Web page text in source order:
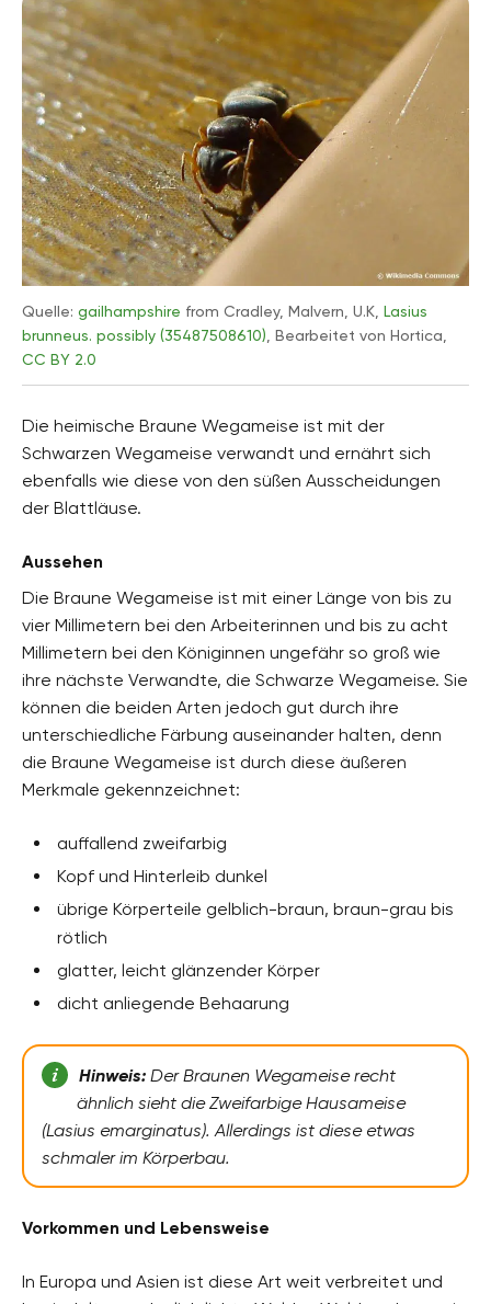
Quelle: gailhampshire from Cradley, Malvern, U.K, Lasius
brunneus. possibly (35487508610) , Bearbeitet von Hortica,
CC BY 2.0
Die heimische Braune Wegameise ist mit der
Schwarzen Wegameise verwandt und ernährt sich
ebenfalls wie diese von den süßen Ausscheidungen
der Blattläuse.
Aussehen
Die Braune Wegameise ist mit einer Länge von bis zu
vier Millimetern bei den Arbeiterinnen und bis zu acht
Millimetern bei den Königinnen ungefähr so groß wie
ihre nächste Verwandte, die Schwarze Wegameise. Sie
können die beiden Arten jedoch gut durch ihre
unterschiedliche Färbung auseinander halten, denn
die Braune Wegameise ist durch diese äußeren
Merkmale gekennzeichnet:
auffallend zweifarbig
Kopf und Hinterleib dunkel
übrige Körperteile gelblich-braun, braun-grau bis
rötlich
glatter, leicht glänzender Körper
dicht anliegende Behaarung
Hinweis:Der Braunen Wegameise recht
ähnlich sieht die Zweifarbige Hausameise
(Lasius emarginatus). Allerdings ist diese etwas
schmaler im Körperbau.
Vorkommen und Lebensweise
In Europa und Asien ist diese Art weit verbreitet und